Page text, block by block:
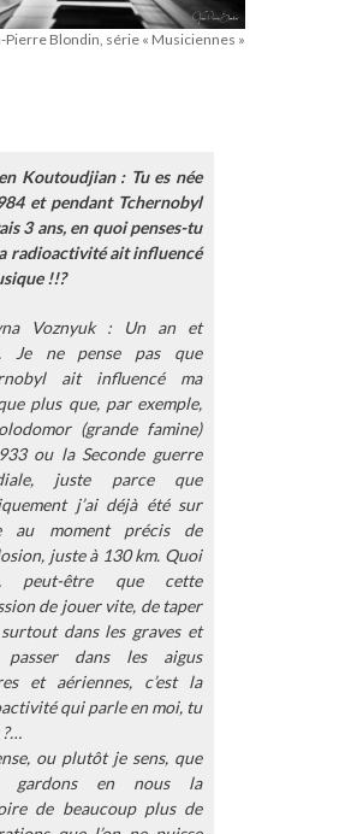
Pierre Blondin, série « Musiciennes »
Koutoudjian : Tu es née
et pendant Tchernobyl
3 ans, en quoi penses-tu
radioactivité ait influencé
!!?
Voznyuk : Un an et
Je ne pense pas que
ait influencé ma
plus que, par exemple,
(grande famine)
ou la Seconde guerre
juste parce que
j’ai déjà été sur
au moment précis de
juste à 130 km. Quoi
peut-être que cette
de jouer vite, de taper
dans les graves et
passer dans les aigus
et aériennes, c’est la
qui parle en moi, tu
ou plutôt je sens, que
gardons en nous la
de beaucoup plus de